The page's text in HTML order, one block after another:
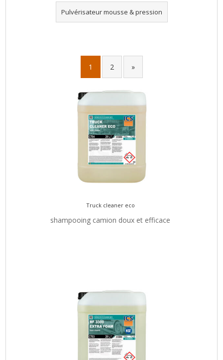
Pulvérisateur mousse & pression
1 2 »
Truck cleaner eco
shampooing camion doux et efficace